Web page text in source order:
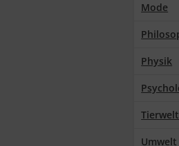
Mode
Physik
Tierwelt
Umwelt